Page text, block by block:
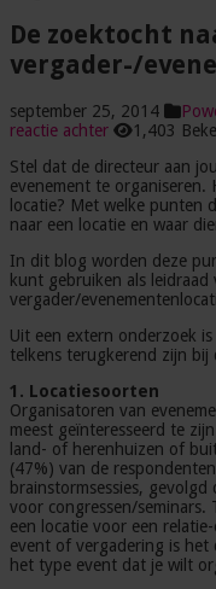
De zoektocht
vergader-/
september 25, 2014
reactie achter
1,403
Stel dat de directeur aan
evenement te organiseren.
locatie? Met welke punten
naar een locatie en waar
In dit blog worden deze
kunt gebruiken als
vergader/
Uit een extern onderzoek
telkens terugkerend zijn bij
1. Locatiesoorten
Organisatoren van
meest geïnteresseerd te
land- of herenhuizen of
(47%) van de
brainstormsessies,
voor congressen/
een locatie voor een
event of vergadering is het
het type event dat je wilt